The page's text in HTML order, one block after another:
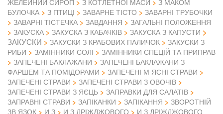
ЖЕЛЕЙНИЙ СИРОП
З КОТЛЕТНОЇ МАСИ
З МАКОМ
БУЛОЧКА
З ПТИЦІ ЗАВАРНЕ ТІСТО
ЗАВАРНІ ТРУБОЧКИ
ЗАВАРНІ ТІСТЕЧКА
ЗАВДАННЯ
ЗАГАЛЬНІ ПОЛОЖЕННЯ
ЗАКУСКА
ЗАКУСКА З КАБАЧКІВ ЗАКУСКА З КАПУСТИ
ЗАКУСКИ ЗАКУСКИ З КРАБОВИХ ПАЛИЧОК
ЗАКУСКИ З
РИБИ
ЗАМІННИКИ СОЛІ
ЗАМІННИКИ СПЕЦІЙ ТА ПРИПРАВ
ЗАПЕЧЕНІ БАКЛАЖАНИ
ЗАПЕЧЕНІ БАКЛАЖАНИ З
ФАРШЕМ ТА ПОМІДОРАМИ
ЗАПЕЧЕНІ М ЯСНІ СТРАВИ
ЗАПЕЧЕНІ СТРАВИ
ЗАПЕЧЕНІ СТРАВИ З ОВОЧІВ
ЗАПЕЧЕНІ СТРАВИ З ЯЄЦЬ
ЗАПРАВКИ ДЛЯ САЛАТІВ
ЗАПРАВНІ СТРАВИ
ЗАПІКАНКИ ЗАПІКАННЯ
ЗВОРОТНІЙ
ЗВ ЯЗОК
И З И З ДРІЖДЖОВОГО
И З ДРІЖДЖОВОГО